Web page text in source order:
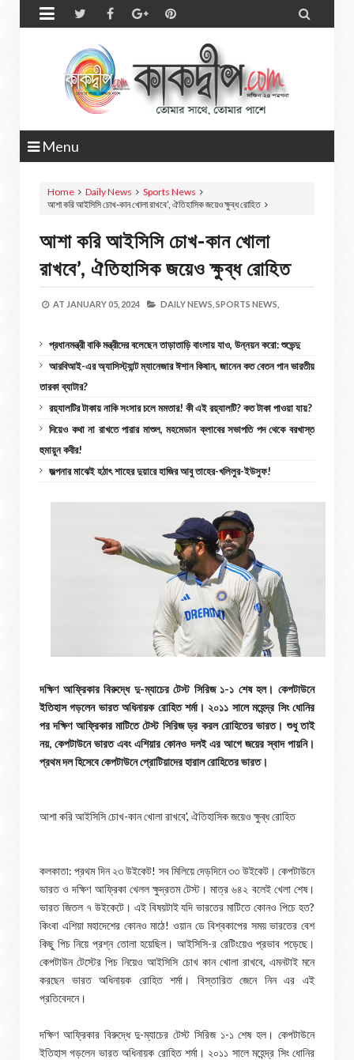
 
Menu
Home Daily News
Sports News
আশা করি আইসিসি চোখ-কান খোলা রাখবে’, ঐতিহাসিক জয়েও ক্ষুব্ধ রোহিত
আশা করি আইসিসি চোখ-কান খোলা
রাখবে’, ঐতিহাসিক জয়েও ক্ষুব্ধ রোহিত
AT JANUARY 05, 2024 DAILY NEWS, SPORTS NEWS,
প্রধানমন্ত্রী বাকি মন্ত্রীদের বলেছেন তাড়াতাড়ি বাংলায় যাও, উন্নয়ন করো: শুভেন্দু
আরবিআই-এর অ্যাসিস্ট্যান্ট ম্যানেজার ঈশান কিষান, জানেন কত বেতন পান ভারতীয়
তারকা ব্যাটার?
রয়্যালটির টাকায় নাকি সংসার চলে মমতার! কী এই রয়্যালটি? কত টাকা পাওয়া যায়?
দিয়েও কথা না রাখতে পারার মাশুল, মহমেডান ক্লাবের সভাপতি পদ থেকে বরখাস্ত
হুমায়ুন কবীর!
জল্পনার মাঝেই হঠাৎ শাহের দুয়ারে হাজির আবু তাহের-খলিলুর-ইউসুফ!
দক্ষিণ আফ্রিকার বিরুদ্ধে দু-ম্যাচের টেস্ট সিরিজ ১-১ শেষ হল। কেপটাউনে
ইতিহাস গড়লেন ভারত অধিনায়ক রোহিত শর্মা। ২০১১ সালে মহেন্দ্র সিং ধোনির
পর দক্ষিণ আফ্রিকার মাটিতে টেস্ট সিরিজ ড্র করল রোহিতের ভারত। শুধু তাই
নয়, কেপটাউনে ভারত এবং এশিয়ার কোনও দলই এর আগে জয়ের স্বাদ পায়নি।
প্রথম দল হিসেবে কেপটাউনে প্রোটিয়াদের হারাল রোহিতের ভারত।
আশা করি আইসিসি চোখ-কান খোলা রাখবে', ঐতিহাসিক জয়েও ক্ষুব্ধ রোহিত
কলকাতা: প্রথম দিন ২৩ উইকেট! সব মিলিয়ে দেড়দিনে ৩৩ উইকেট। কেপটাউনে
ভারত ও দক্ষিণ আফ্রিকা খেলল ক্ষুদ্রতম টেস্ট। মাত্র ৬৪২ বলেই খেলা শেষ।
ভারত জিতল ৭ উইকেটে। এই বিষয়টাই যদি ভারতের মাটিতে কোনও পিচে হত?
কিংবা এশিয়া মহাদেশের কোনও মাঠে! ওয়ান ডে বিশ্বকাপের সময় ভারতের বেশ
কিছু পিচ নিয়ে প্রশ্ন তোলা হয়েছিল। আইসিসি-র রেটিংয়েও প্রভাব পড়েছে।
কেপটাউন টেস্টের পিচ নিয়েও আইসিসি চোখ কান খোলা রাখবে, এমনটাই মনে
করছেন ভারত অধিনায়ক রোহিত শর্মা। বিস্তারিত জেনে নিন এর এই
প্রতিবেদনে।
দক্ষিণ আফ্রিকার বিরুদ্ধে দু-ম্যাচের টেস্ট সিরিজ ১-১ শেষ হল। কেপটাউনে
ইতিহাস গড়লেন ভারত অধিনায়ক রোহিত শর্মা। ২০১১ সালে মহেন্দ্র সিং ধোনির